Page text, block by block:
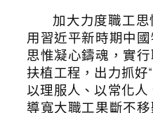
加大力度職工
用習近平新時期中
思惟凝心鑄魂，實
扶植工程，出力抓好
以理服人、以常化人
導寬大職工果斷不